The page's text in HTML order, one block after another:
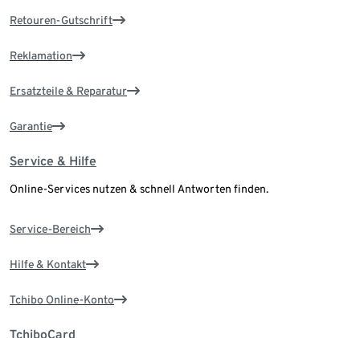
Retouren-Gutschrift
Reklamation
Ersatzteile & Reparatur
Garantie
Service & Hilfe
Online-Services nutzen & schnell Antworten finden.
Service-Bereich
Hilfe & Kontakt
Tchibo Online-Konto
TchiboCard